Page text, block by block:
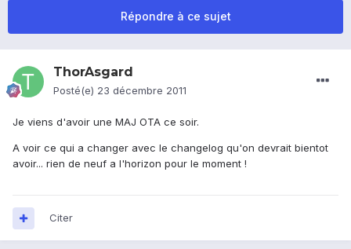
Répondre à ce sujet
ThorAsgard
Posté(e) 23 décembre 2011
Je viens d'avoir une MAJ OTA ce soir.
A voir ce qui a changer avec le changelog qu'on devrait bientot
avoir... rien de neuf a l'horizon pour le moment !
Citer